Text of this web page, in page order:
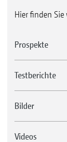
Hier finden
Prospekte
Testberichte
Bilder
Videos